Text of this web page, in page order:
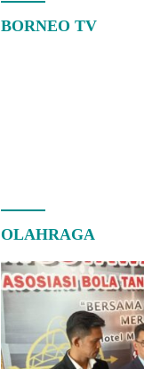
BORNEO TV
OLAHRAGA